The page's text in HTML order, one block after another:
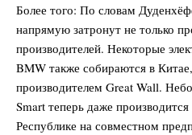
Более того: По словам
напрямую затронут не только
производителей. Некоторые
BMW также собираются в
производителем Great Wall.
Smart теперь даже
Республике на совместном